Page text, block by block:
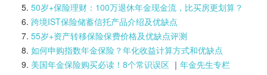
50岁+保险理财：100万退休年金现金流，比买房更划算？
跨境IST保险储蓄信托产品介绍及优缺点
55岁+资产转移保险保费价格及优缺点评测
如何申购指数年金保险？年化收益计算方式和优缺点
美国年金保险购买必读！8个常识误区｜ 年金先生专栏